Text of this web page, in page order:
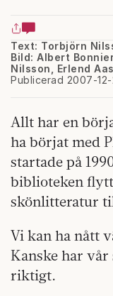
Text: Torbjörn
Publicerad 2007-
Bild: Albert
Nilsson, Erlend Aas
Allt har en
ha börjat med
startade på
biblioteken
skönlitteratur
Vi kan ha nått
Kanske har vår
riktigt.